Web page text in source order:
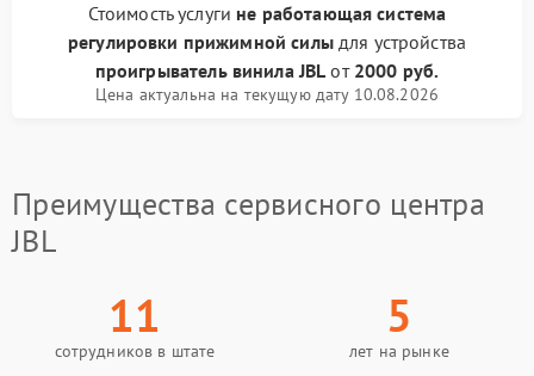
Стоимость услуги не работающая система
регулировки прижимной силыдля устройства
проигрыватель винила JBL от 2000 руб.
Цена актуальна на текущую дату 10.08.2026
Преимущества сервисного центра
JBL
11
сотрудников в штате
5
лет на рынке